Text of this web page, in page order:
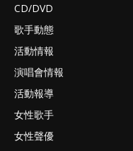
CD/DVD
歌手動態
活動情報
演唱會情報
活動報導
女性歌手
女性聲優